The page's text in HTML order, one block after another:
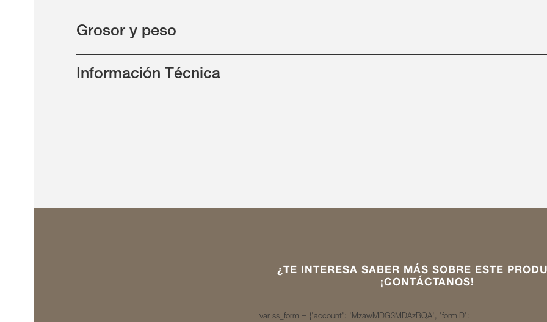
Grosor y peso
Información Técnica
¿TE INTERESA SABER MÁS SOBRE ESTE
¡CONTÁCTANOS!
var ss_form = {'account': 'MzawMDG3MDAzBQA', 'formID':